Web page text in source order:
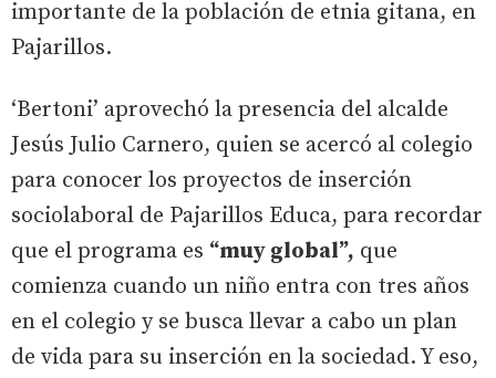
importante de la población de etnia gitana, en
Pajarillos.
‘Bertoni’ aprovechó la presencia del alcalde
Jesús Julio Carnero, quien se acercó al colegio
para conocer los proyectos de inserción
sociolaboral de Pajarillos Educa, para recordar
que el programa es “muy global”, que
comienza cuando un niño entra con tres años
en el colegio y se busca llevar a cabo un plan
de vida para su inserción en la sociedad. Y eso,